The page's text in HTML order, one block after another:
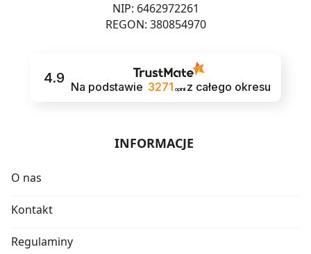
NIP: 6462972261
REGON: 380854970
4.9
Na podstawie 3271 opinii z całego okresu
INFORMACJE
O nas
Kontakt
Regulaminy